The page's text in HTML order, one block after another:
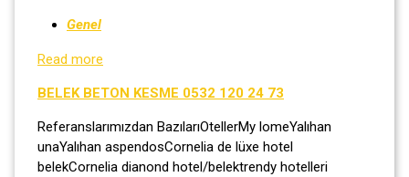
Genel
Read more
BELEK BETON KESME 0532 120 24 73
Referanslarımızdan BazılarıOtellerMy lomeYalıhan
unaYalıhan aspendosCornelia de lüxe hotel
belekCornelia dianond hotel/belektrendy hotelleri